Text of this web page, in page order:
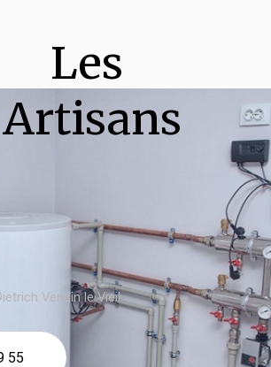
Les
Artisans
Vendin le Vieil
55